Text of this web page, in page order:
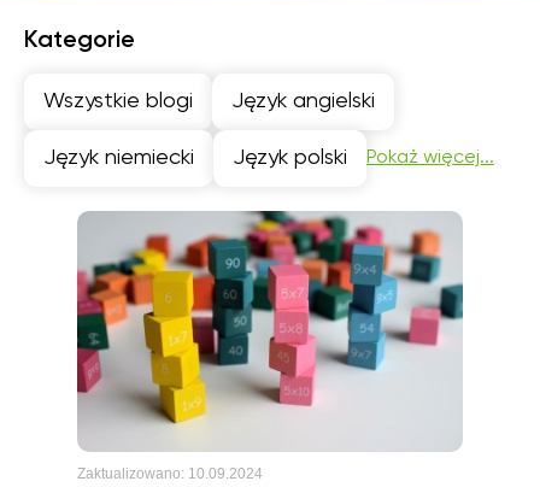
Kategorie
Wszystkie blogi Język angielski
Język niemiecki Język polski Pokaż więcej...
Zaktualizowano: 10.09.2024